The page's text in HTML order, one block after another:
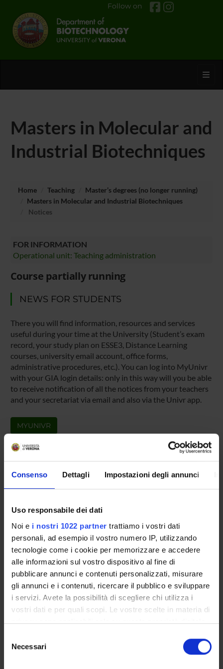
Consenso Dettagli Impostazioni degli annunci
Uso responsabile dei dati
Noi e i nostri 1022 partner trattiamo i vostri dati
personali, ad esempio il vostro numero IP, utilizzando
tecnologie come i cookie per memorizzare e accedere
alle informazioni sul vostro dispositivo al fine di
pubblicare annunci e contenuti personalizzati, misurare
gli annunci e i contenuti, ricercare il pubblico e sviluppare
i servizi. Avete la possibilità di scegliere chi utilizza i
vostri dati e per quali scopi. Le vostre scelte in materia di
privacy sono applicabili solo su questa proprietà digitale
modificare o revocare il proprio consenso in qualsiasi
momento dalla Dichiarazione sui cookie o facendo clic
delNecessari
Follow on
Masters in Molecular and
Industrial Biotechniques
Home Teaching
Master’s degrees (no longer running)
Masters in Molecular and Industrial Biotechniques
Notices
FOR INFORMATION
Operational unit: Teaching administration
Course partially running
NEWS FOR STUDENTS
There you will find information, resources and services
useful during your time at the University (Student’s exam
record, your study plan on ESSE3, Distance Learning
courses, university email account, office forms,
administrative procedures, etc.). You can log into MyUnivr
with your GIA login details: only in this way will you be able
to receive notification of all the notices from your teachers
and your secretariat via email and also via the Univr app.
MYUNIVR
Overview
Academic Calendar
Lesson timetable
Degree Programme
Exam calendar
Notices
Thesis and internship proposals
Governing bodies
Faculty staff
Documents
STUDYING